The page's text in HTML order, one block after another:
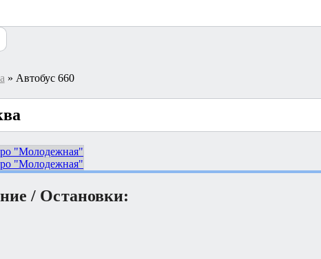
» Автобус 660
"Молодежная"
"Молодежная"
/ Остановки: